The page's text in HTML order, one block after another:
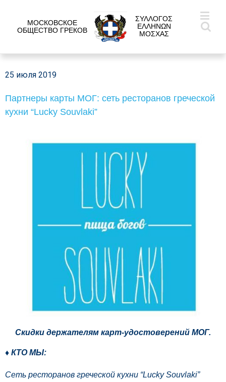
МОСКОВСКОЕ
ОБЩЕСТВО ГРЕКОВ
ΣΥΛΛΟΓΟΣ
ΕΛΛΗΝΩΝ
ΜΟΣΧΑΣ
25 июля 2019
Партнеры карты МОГ: сеть ресторанов греческой
кухни “Lucky Souvlaki”
Скидки держателям карт-удостоверений МОГ.
♦ КТО МЫ:
Сеть ресторанов греческой кухни “Lucky Souvlaki”